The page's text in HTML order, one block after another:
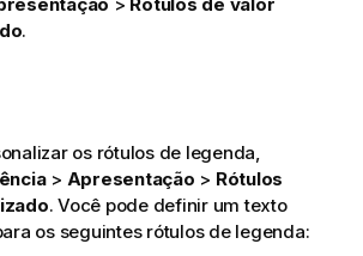
.
os rótulos de legenda,
> Apresentação > Rótulos
. Você pode definir um texto
os seguintes rótulos de legenda: